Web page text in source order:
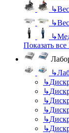
↳
↳
↳
Показать
↳
↳
↳
↳
↳
↳
↳